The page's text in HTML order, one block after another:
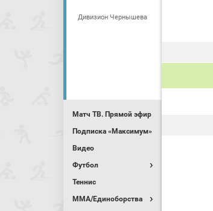
Дивизион Чернышева
Матч ТВ. Прямой эфир
Подписка «Максимум»
Видео
Футбол
Теннис
MMA/Единоборства